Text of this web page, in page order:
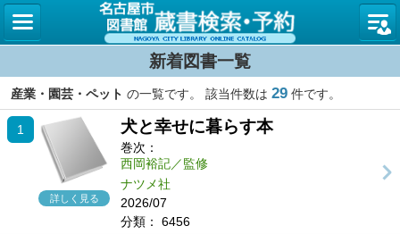
名古屋
新着図書一覧
産業・園芸・ペット の一覧です。 該当件数は 29 件です。
1
詳しく見る
犬と幸せに暮らす本
巻次：
西岡裕記／監修
ナツメ社
2026/07
分類：
6456